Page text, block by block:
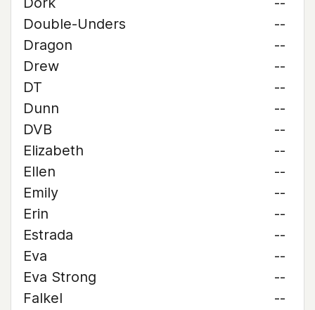
Double-Unders
--
Dragon
--
Drew
--
DT
--
Dunn
--
DVB
--
Elizabeth
--
Ellen
--
Emily
--
Erin
--
Estrada
--
Eva
--
Eva Strong
--
Falkel
--